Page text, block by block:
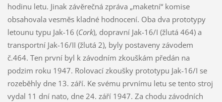
hodinu letu. Jinak závěrečná zpráva „maketní“ komise
obsahovala vesměs kladné hodnocení. Oba dva prototypy
letounu typu Jak-16 (Cork), dopravní Jak-16/I (žlutá 464) a
transportní Jak-16/II (žlutá 2), byly postaveny závodem
č.464. Ten první byl k závodním zkouškám předán na
podzim roku 1947. Rolovací zkoušky prototypu Jak-16/I se
rozeběhly dne 13. září. Ke svému prvnímu letu se tento stroj
vydal 11 dní nato, dne 24. září 1947. Za chodu závodních